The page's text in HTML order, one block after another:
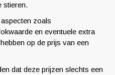
stieren.
zoals
en eventuele extra
op de prijs van een
dat deze prijzen slechts een